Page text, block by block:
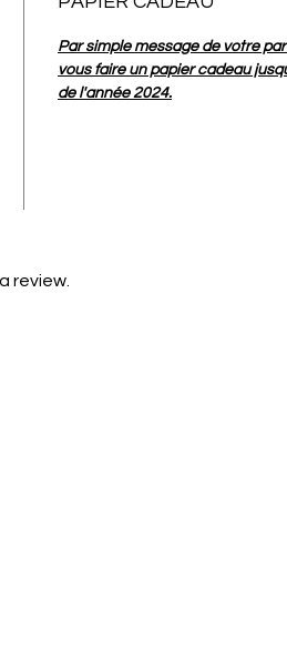
Par simple message de votre
vous faire un papier cadeau
de l'année 2024.
review.